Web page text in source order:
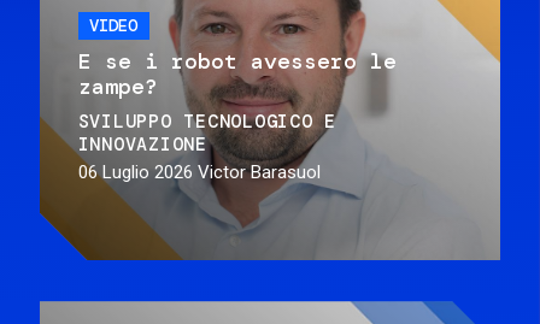
VIDEO
E se i robot avessero le
zampe?
SVILUPPO TECNOLOGICO E
INNOVAZIONE
06 Luglio 2026 Victor Barasuol